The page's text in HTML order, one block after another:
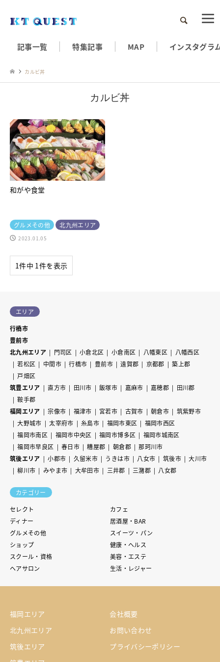
検索
記事一覧 特集記事 MAP インスタグラ
カルビ丼
カルビ丼
和がや食堂
グルメその他 北九州エリア
2023.01.05
1件中 1件を表示
エリア
行橋市
豊前市
北九州エリア
門司区 小倉北区 小倉南区 八幡東区
八幡西区
若松区
中間市 行橋市 豊前市 遠賀郡 京都郡
築上郡
戸畑区
筑豊エリア
直方市 田川市 飯塚市 嘉麻市 嘉穂郡
田川郡
鞍手郡
福岡エリア
宗像市 福津市 宮若市 古賀市 朝倉市
筑紫野市
大野城市
太宰府市 糸島市 福岡市東区
福岡市西区
福岡市南区
福岡市中央区 福岡市博多区
福岡市城南区
福岡市早良区
春日市 糟屋郡 朝倉郡
那珂川市
筑後エリア
小郡市 久留米市 うきは市 八女市 筑後市
大川市
柳川市
みやま市 大牟田市 三井郡 三潴郡 八女郡
カテゴリー
セレクト
カフェ
ディナー
居酒屋・BAR
グルメその他
スイーツ・パン
ショップ
健康・ヘルス
スクール・資格
美容・エステ
ヘアサロン
生活・レジャー
福岡エリア
北九州エリア
筑後エリア
会社概要
お問い合わせ
プライバシーポリシー